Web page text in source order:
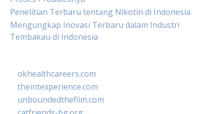
Penelitian Terbaru tentang Nikotin di Indonesia
Mengungkap Inovasi Terbaru dalam Industri
Tembakau di Indonesia
okhealthcareers.com
theintexperience.com
unboundedthefilm.com